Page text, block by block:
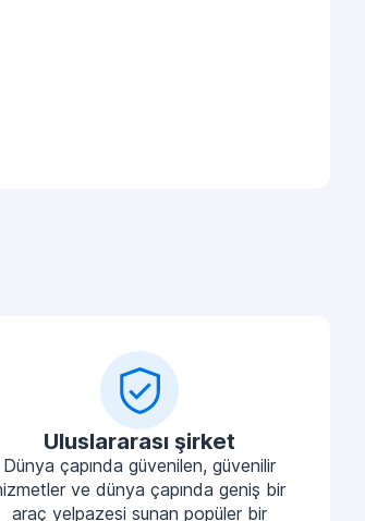
Uluslararası şirket
Dünya çapında güvenilen, güvenilir
ve dünya çapında geniş bir
araç yelpazesi sunan popüler bir